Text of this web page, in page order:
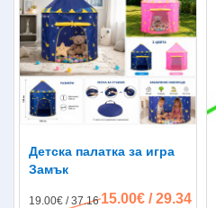
Детска палатка за игра
Замък
19.00€ / 37.1615.00€ / 29.34